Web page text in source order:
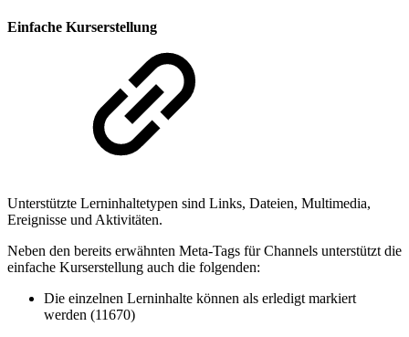
Einfache Kurserstellung
Unterstützte Lerninhaltetypen sind Links, Dateien, Multimedia,
Ereignisse und Aktivitäten.
Neben den bereits erwähnten Meta-Tags für Channels unterstützt die
einfache Kurserstellung auch die folgenden:
Die einzelnen Lerninhalte können als erledigt markiert
werden (11670)